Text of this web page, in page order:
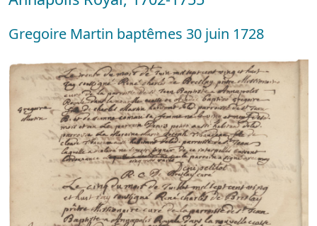
Gregoire Martin baptêmes 30 juin 1728